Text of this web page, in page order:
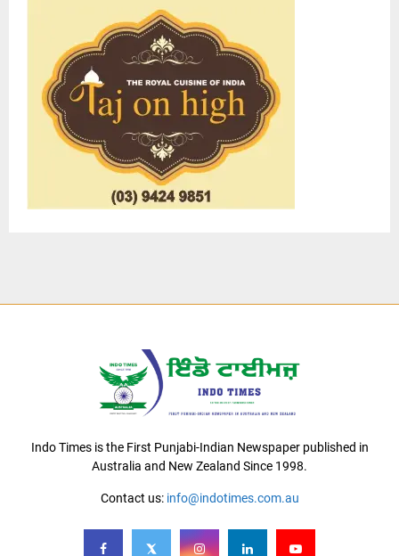
Indo Times is the First Punjabi-Indian Newspaper published in
Australia and New Zealand Since 1998.
Contact us: info@indotimes.com.au